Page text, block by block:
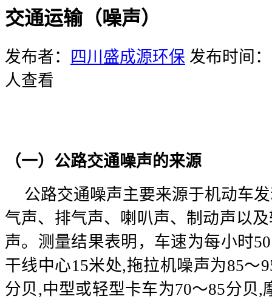
交通运输（噪声）
发布者： 四川盛成源环保 发布时间
人查看
（一）公路交通噪声的来源
公路交通噪声主要来源于机动车
气声、排气声、喇叭声、制动声以
声。测量结果表明，车速为每小时
干线中心15米处,拖拉机噪声为85～
分贝,中型或轻型卡车为70～85分贝,